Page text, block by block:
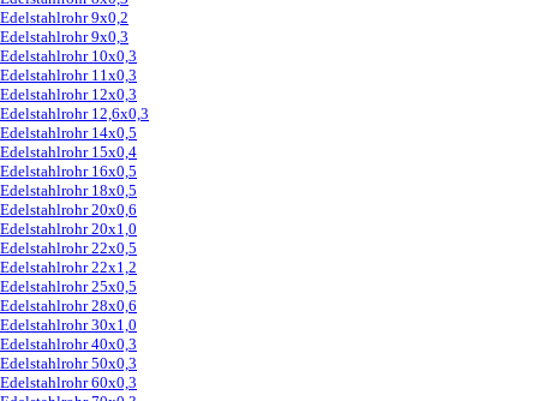
Edelstahlrohr 9x0,2
Edelstahlrohr 9x0,3
Edelstahlrohr 10x0,3
Edelstahlrohr 11x0,3
Edelstahlrohr 12x0,3
Edelstahlrohr 12,6x0,3
Edelstahlrohr 14x0,5
Edelstahlrohr 15x0,4
Edelstahlrohr 16x0,5
Edelstahlrohr 18x0,5
Edelstahlrohr 20x0,6
Edelstahlrohr 20x1,0
Edelstahlrohr 22x0,5
Edelstahlrohr 22x1,2
Edelstahlrohr 25x0,5
Edelstahlrohr 28x0,6
Edelstahlrohr 30x1,0
Edelstahlrohr 40x0,3
Edelstahlrohr 50x0,3
Edelstahlrohr 60x0,3